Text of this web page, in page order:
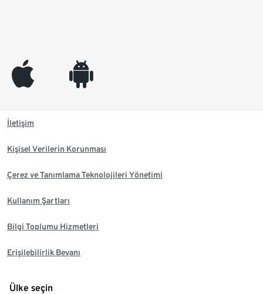
appleinc android
İletişim
Kişisel Verilerin Korunması
Çerez ve Tanımlama Teknolojileri Yönetimi
Kullanım Şartları
Bilgi Toplumu Hizmetleri
Erişilebilirlik Beyanı
Ülke seçin